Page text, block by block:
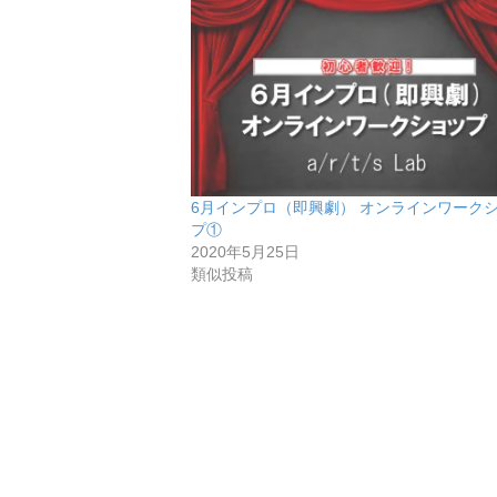
6月インプロ（即興劇） オンラインワーク
プ①
2020年5月25日
類似投稿